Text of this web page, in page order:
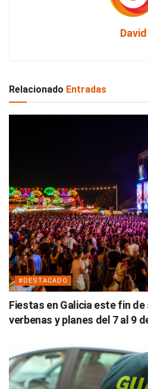
David
Relacionado Entradas
#DESTACADO
Fiestas en Galicia este fin
verbenas y planes del 7 al 9